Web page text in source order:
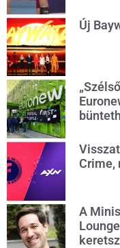
Új
Crime,
A